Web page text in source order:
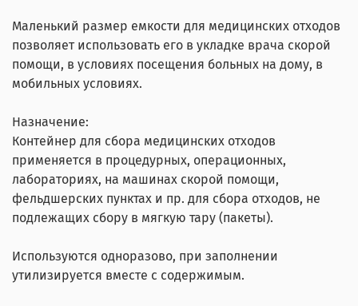
Маленький размер емкости для медицинских отходов
позволяет использовать его в укладке врача скорой
помощи, в условиях посещения больных на дому, в
мобильных условиях.
Назначение:
Контейнер для сбора медицинских отходов
применяется в процедурных, операционных,
лабораториях, на машинах скорой помощи,
фельдшерских пунктах и пр. для сбора отходов, не
подлежащих сбору в мягкую тару (пакеты).
Используются одноразово, при заполнении
утилизируется вместе с содержимым.